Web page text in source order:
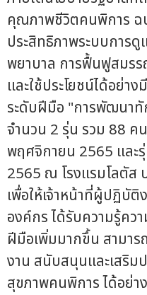
คุณภาพชีวิตคนพิการ ฉ
ประสิทธิภาพระบบการ
พยาบาล การฟื้นฟูสมรร
และใช้ประโยชน์ได้อย่า
ระดับฝีมือ "การพัฒนา
จำนวน 2 รุ่น รวม 88 ค
พฤศจิกายน 2565 และ
2565 ณ โรงแรมโลตัส
เพื่อให้เจ้าหน้าที่ผู้ปฏิบั
องค์กร ได้รับความรู้คว
ฝีมือเพิ่มมากขึ้น สามาร
งาน สนับสนุนและเสริม
สุขภาพคนพิการ ได้อย่า